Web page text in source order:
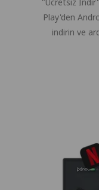
Play'den
indirin ve